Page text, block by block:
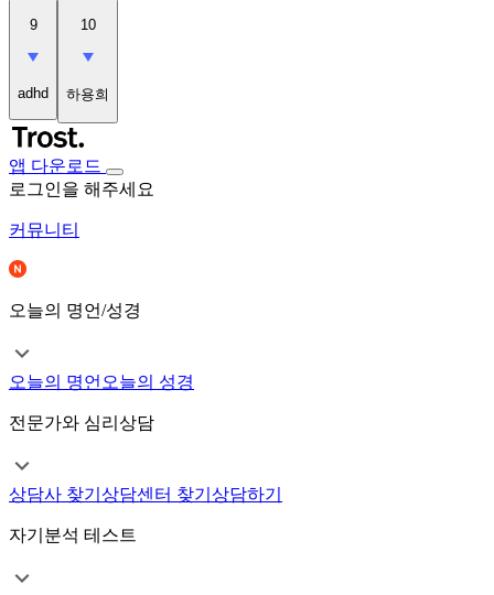
9
adhd
10
하용희
앱 다운로드
로그인을 해주세요
커뮤니티
오늘의 명언/성경
오늘의 명언 오늘의 성경
전문가와 심리상담
상담사 찾기 상담센터 찾기 상담하기
자기분석 테스트